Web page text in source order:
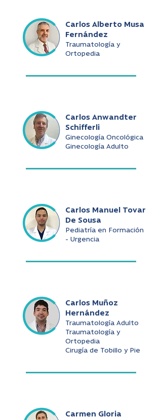
Carlos Alberto Musa
Fernández
Traumatología y
Ortopedia
Carlos Anwandter
Schifferli
Ginecología Oncológica
Ginecología Adulto
Carlos Manuel Tovar
De Sousa
Pediatría en Formación
- Urgencia
Carlos Muñoz
Hernández
Traumatología Adulto
Traumatología y
Ortopedia
Cirugía de Tobillo y Pie
Carmen Gloria